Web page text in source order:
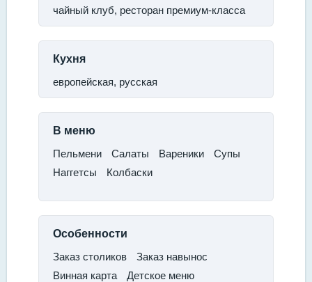
чайный клуб, ресторан премиум-класса
Кухня
европейская, русская
В меню
​Пельмени​
Салаты​ Вареники​
Супы​
Наггетсы
​Колбаски
Особенности
Заказ столиков
​Заказ навынос​
Винная карта​
Детское меню